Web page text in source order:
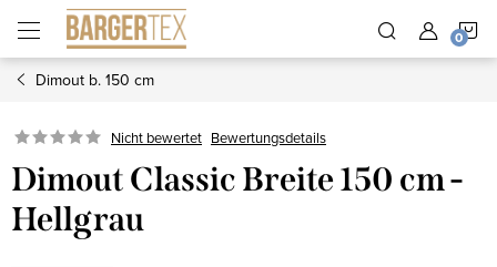
Inhalt
springen
Dimout b. 150 cm
Nicht bewertet Bewertungsdetails
Dimout Classic Breite 150 cm -
Hellgrau